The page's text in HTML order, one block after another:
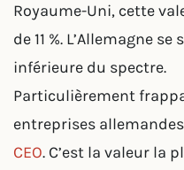
Royaume-Uni, cette
de 11 %. L’Allemagne
inférieure du spectre.
Particulièrement
entreprises allemandes
CEO. C’est la valeur la